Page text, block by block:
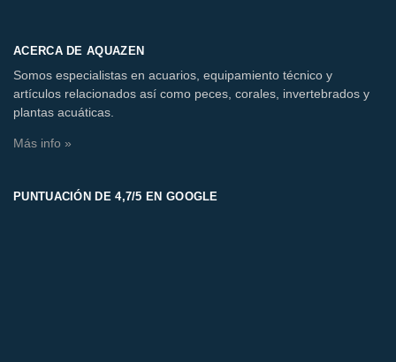
ACERCA DE AQUAZEN
Somos especialistas en acuarios, equipamiento técnico y
artículos relacionados así como peces, corales, invertebrados y
plantas acuáticas.
Más info »
PUNTUACIÓN DE 4,7/5 EN GOOGLE